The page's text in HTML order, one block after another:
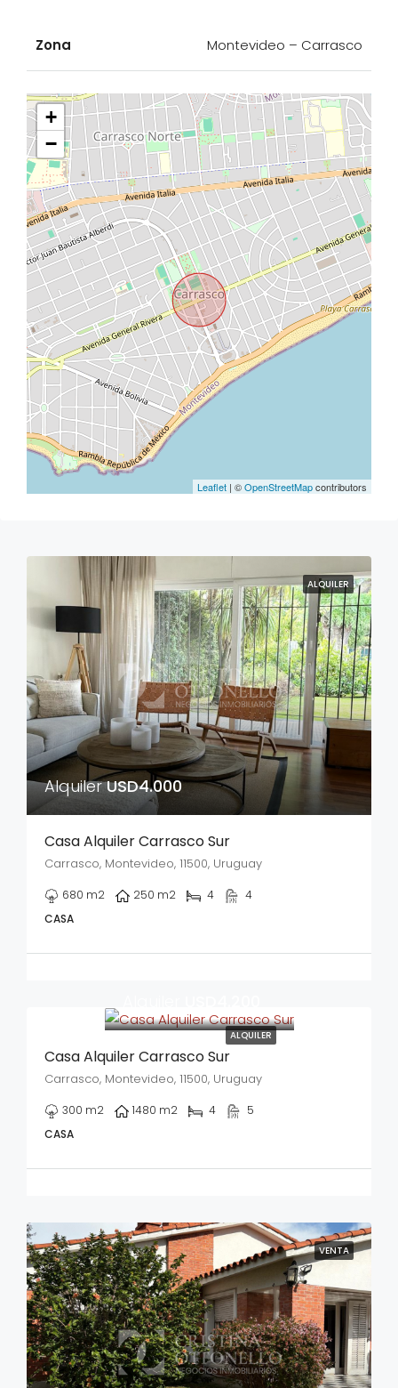
Zona Montevideo – Carrasco
+
−
Leaflet | ©OpenStreetMapcontributors
ALQUILER
AlquilerUSD4.000
Casa Alquiler Carrasco Sur
Carrasco, Montevideo, 11500, Uruguay
680 m2 250 m2 4
4
CASA
ALQUILER
Casa Alquiler Carrasco Sur
Carrasco, Montevideo, 11500, Uruguay
300 m2 1480 m2 4
5
CASA
VENTA